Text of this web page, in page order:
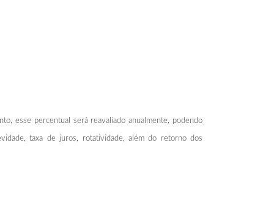
esse percentual será reavaliado anualmente, podendo
taxa de juros, rotatividade, além do retorno dos